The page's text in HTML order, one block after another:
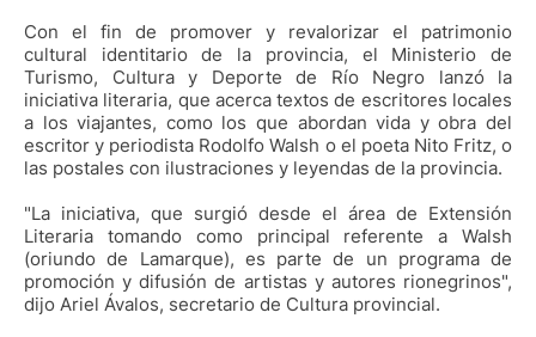
Con el fin de promover y revalorizar el patrimonio
cultural identitario de la provincia, el Ministerio de
Turismo, Cultura y Deporte de Río Negro lanzó la
iniciativa literaria, que acerca textos de escritores locales
a los viajantes, como los que abordan vida y obra del
escritor y periodista Rodolfo Walsh o el poeta Nito Fritz, o
las postales con ilustraciones y leyendas de la provincia.
"La iniciativa, que surgió desde el área de Extensión
Literaria tomando como principal referente a Walsh
(oriundo de Lamarque), es parte de un programa de
promoción y difusión de artistas y autores rionegrinos",
dijo Ariel Ávalos, secretario de Cultura provincial.